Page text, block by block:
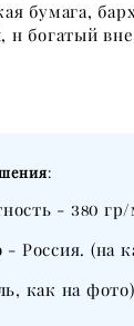
бумага,
н богатый
:
- 380 гр/
- Россия. (на
как на фото)